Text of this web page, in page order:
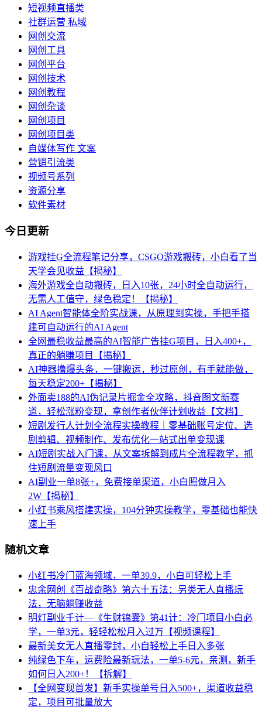
短视频直播类
社群运营 私域
网创交流
网创工具
网创平台
网创技术
网创教程
网创杂谈
网创项目
网创项目类
自媒体写作 文案
营销引流类
视频号系列
资源分享
软件素材
今日更新
游戏挂G全流程笔记分享，CSGO游戏搬砖，小白看了当
天学会见收益【揭秘】
海外游戏全自动搬砖，日入10张，24小时全自动运行，
无需人工值守，绿色稳定！【揭秘】
AI Agent智能体全阶实战课，从原理到实操，手把手搭
建可自动运行的AI Agent
全网最稳收益最高的AI智能广告挂G项目，日入400+，
真正的躺賺项目【揭秘】
AI神器撸爆头条，一键搬运，秒过原创，有手就能做，
每天稳定200+【揭秘】
外面卖188的AI伪记录片掘金全攻略，抖音图文新赛
道，轻松涨粉变现，拿创作者伙伴计划收益【文档】
短剧发行人计划全流程实操教程｜零基础账号定位、选
剧剪辑、视频制作、发布优化一站式出单变现课​
AI短剧实战入门课，从文案拆解到成片全流程教学，抓
住短剧流量变现风口
AI副业一单8张+，免费接单渠道，小白照做月入
2W【揭秘】
小红书乘风搭建实操，104分钟实操教学，零基础也能快
速上手
随机文章
小红书冷门蓝海领域，一单39.9，小白可轻松上手
忠余网创《百战奇略》第六十五法：另类无人直播玩
法，无脑躺赚收益
明灯副业千计—《生财锦囊》第41计：冷门项目小白必
学，一单3元，轻轻松松月入过万【视频课程】
最新美女无人直播零封，小自轻松上手日入多张
纯绿色下车，运费险最新玩法，一单5-6元，亲测，新手
如何日入200+！【拆解】
【全网变现首发】新手实操单号日入500+，渠道收益稳
定，项目可批量放大